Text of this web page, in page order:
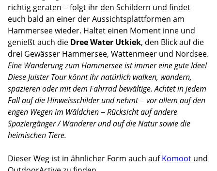
richtig geraten – folgt ihr den Schildern und findet
euch bald an einer der Aussichtsplattformen am
Hammersee wieder. Haltet einen Moment inne und
genießt auch die Dree Water Utkiek, den Blick auf die
drei Gewässer Hammersee, Wattenmeer und Nordsee.
Eine Wanderung zum Hammersee ist immer eine gute Idee!
Diese Juister Tour könnt ihr natürlich walken, wandern,
spazieren oder mit dem Fahrrad bewältige. Achtet in jedem
Fall auf die Hinweisschilder und nehmt – vor allem auf den
engen Wegen im Wäldchen – Rücksicht auf andere
Spaziergänger / Wanderer und auf die Natur sowie die
heimischen Tiere.
Dieser Weg ist in ähnlicher Form auch aufKomoot und